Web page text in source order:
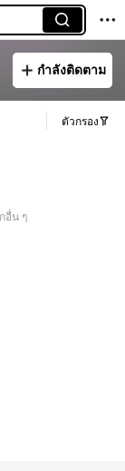
กำลังติดตาม
ตัวกรอง
อื่น ๆ